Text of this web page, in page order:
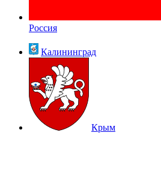
Россия
Калининград
Крым